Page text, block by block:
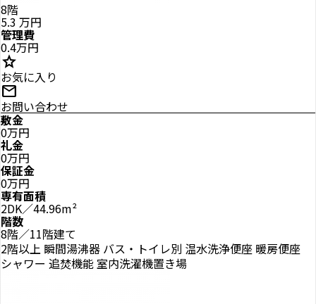
8階
5.3 万円
管理費
0.4万円
star
お気に入り
mail
お問い合わせ
敷金
0万円
礼金
0万円
保証金
0万円
専有面積
2DK／44.96m²
階数
8階／11階建て
2階以上 瞬間湯沸器 バス・トイレ別 温水洗浄便座 暖房便座
シャワー 追焚機能 室内洗濯機置き場